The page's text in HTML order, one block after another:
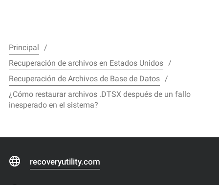
Principal
Recuperación de archivos en Estados Unidos
Recuperación de Archivos de Base de Datos
¿Cómo restaurar archivos .DTSX después de un fallo
inesperado en el sistema?
recoveryutility.com